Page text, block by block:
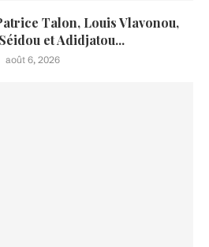
Talon, Louis Vlavonou,
et Adidjatou...
août 6, 2026